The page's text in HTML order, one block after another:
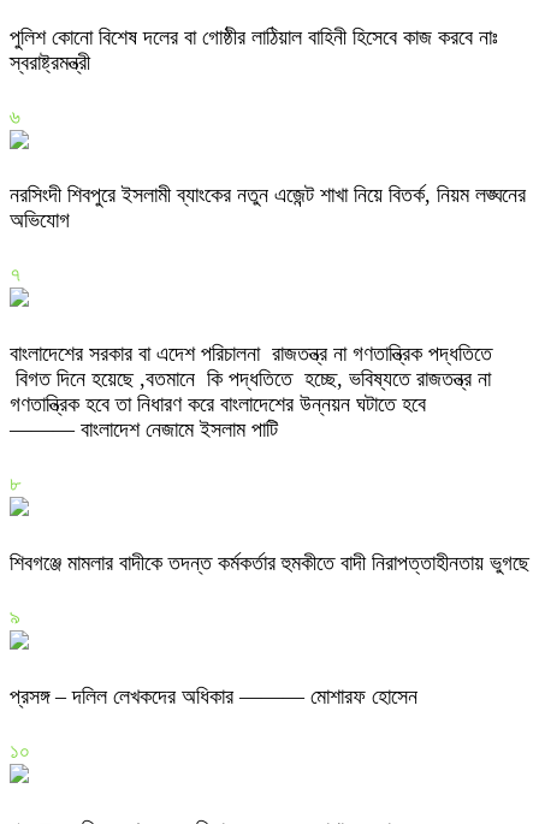
পুলিশ কোনো বিশেষ দলের বা গোষ্ঠীর লাঠিয়াল বাহিনী হিসেবে কাজ করবে নাঃ
স্বরাষ্ট্রমন্ত্রী
৬
নরসিংদী শিবপুরে ইসলামী ব্যাংকের নতুন এজেন্ট শাখা নিয়ে বিতর্ক, নিয়ম লঙ্ঘনের
অভিযোগ
৭
বাংলাদেশের সরকার বা এদেশ পরিচালনা রাজতন্ত্র না গণতান্ত্রিক পদ্ধতিতে
বিগত দিনে হয়েছে ,বতমানে কি পদ্ধতিতে হচ্ছে, ভবিষ্যতে রাজতন্ত্র না
গণতান্ত্রিক হবে তা নিধারণ করে বাংলাদেশের উন্নয়ন ঘটাতে হবে
——— বাংলাদেশ নেজামে ইসলাম পাটি
৮
শিবগঞ্জে মামলার বাদীকে তদন্ত কর্মকর্তার হুমকীতে বাদী নিরাপত্তাহীনতায় ভুগছে
৯
প্রসঙ্গ – দলিল লেখকদের অধিকার ——— মোশারফ হোসেন
১০